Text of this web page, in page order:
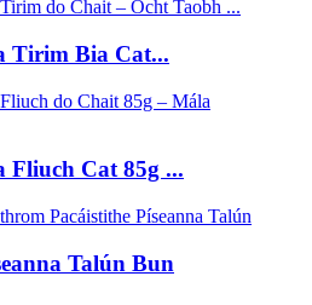
Tirim Bia Cat...
Fliuch Cat 85g ...
Talún Bun